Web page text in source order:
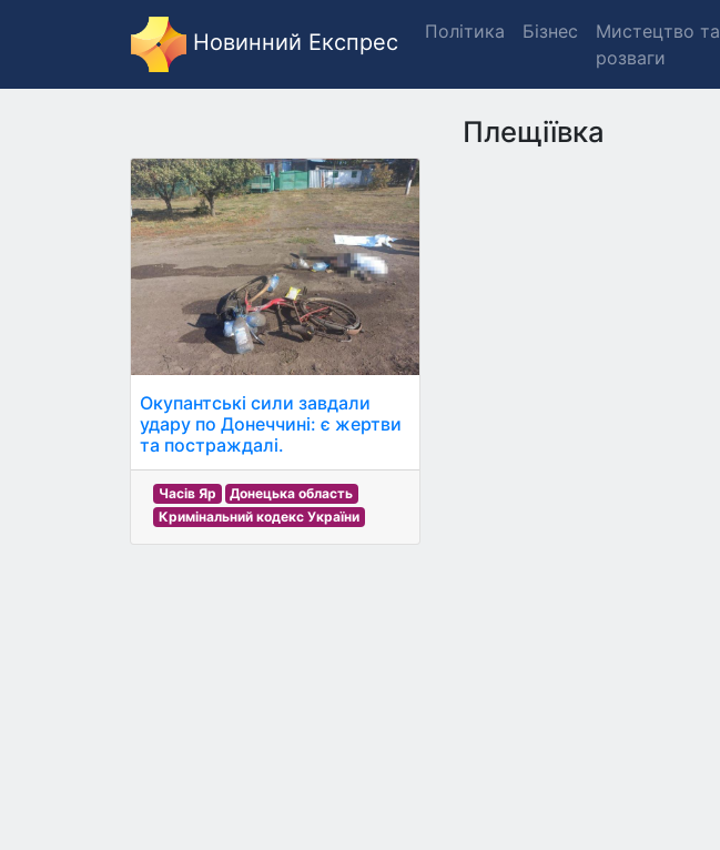
Новинний Експрес Політика Бізнес
Мистецтво та
розваги
Плещіївка
Окупантські сили завдали
удару по Донеччині: є жертви
та постраждалі.
Часів Яр
Донецька область
Кримінальний кодекс України